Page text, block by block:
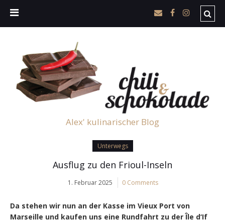
Alex' kulinarischer Blog
Unterwegs
Ausflug zu den Frioul-Inseln
1. Februar 2025 0 Comments
Da stehen wir nun an der Kasse im Vieux Port von
Marseille und kaufen uns eine Rundfahrt zu der Île d‘If